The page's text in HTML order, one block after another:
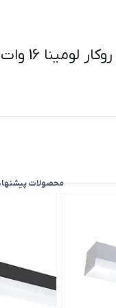
وات مازی نور
محصولات